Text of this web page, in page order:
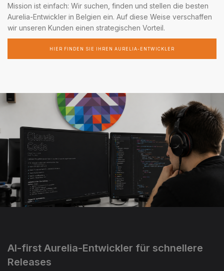
Mission ist einfach: Wir suchen, finden und stellen die besten
Aurelia-Entwickler in Belgien ein. Auf diese Weise verschaffen
wir unseren Kunden einen strategischen Vorteil.
HIER FINDEN SIE IHREN AURELIA-ENTWICKLER
AI-first Aurelia-Entwickler für schnellere
Releases